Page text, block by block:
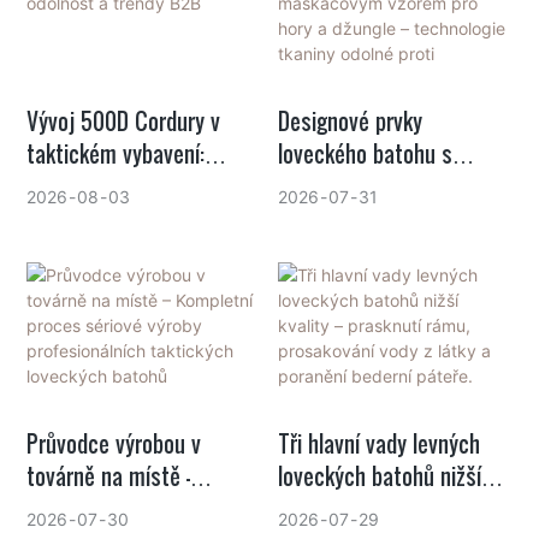
PFAS – zjistěte, jak výrobci
jako GAF Outdoor dokáží
shodou.
Vývoj 500D Cordury v
taktickém vybavení:
výkon, odolnost a trendy
2026 08 03
Designové prvky
loveckého batohu s
maskáčovým vzorem pro
odolné proti poškrábání,
zachycení větví a tiché.
2026 07 31
Průvodce výrobou v
továrně na místě –
Kompletní proces sériové
2026 07 30
Tři hlavní vady levných
loveckých batohů nižší
kvality – prasknutí rámu,
2026 07 29